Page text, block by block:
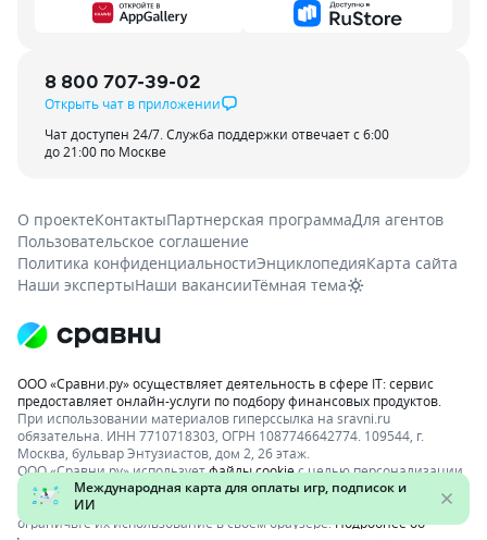
8 800 707-39-02
Открыть чат в приложении
Чат доступен 24/7. Служба поддержки отвечает с 6:00
до 21:00 по Москве
О проектеКонтактыПартнерская программаДля агентов
Пользовательское соглашение
Политика конфиденциальностиЭнциклопедияКарта сайта
Наши экспертыНаши вакансииТёмная тема
ООО «Сравни.ру» осуществляет деятельность в сфере IT: сервис
предоставляет онлайн-услуги по подбору финансовых продуктов.
При использовании материалов гиперссылка на sravni.ru
обязательна. ИНН 7710718303, ОГРН 1087746642774. 109544, г.
Москва, бульвар Энтузиастов, дом 2, 26 этаж.
ООО «Сравни.ру» используетфайлы cookieс целью персонализации
сервисов и повышения удобства пользования веб-сайтом. Если вы
не хотите, чтобы ваши пользовательские данные обрабатывались,
ограничьте их использование в своём браузере.Подробнее об